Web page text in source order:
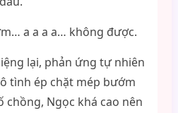
a a a a… không được.
lại, phản ứng tự nhiên
tình ép chặt mép bướm
chồng, Ngọc khá cao nên